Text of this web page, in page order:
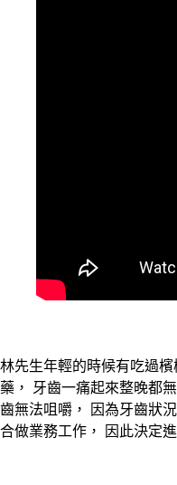
林先生年輕的時候有吃過
藥， 牙齒一痛起來整晚都
齒無法咀嚼， 因為牙齒狀
合做業務工作， 因此決定